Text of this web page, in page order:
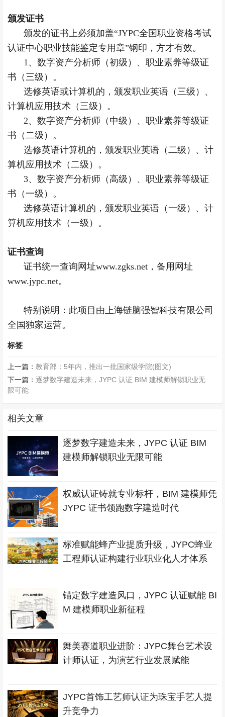
颁发证书
颁发的证书上必须加盖“JYPC全国职业资格考试
认证中心职业技能鉴定专用章”钢印，方才有效。
1、数字资产分析师（初级）、职业素养等级证
书（三级）。
选修英语或计算机的，颁发职业英语（三级）、
计算机应用技术（三级）。
2、数字资产分析师（中级）、职业素养等级证
书（二级）。
选修英语计算机的，颁发职业英语（二级）、计
算机应用技术（二级）。
3、数字资产分析师（高级）、职业素养等级证
书（一级）。
选修英语计算机的，颁发职业英语（一级）、计
算机应用技术（一级）。
证书查询
证书统一查询网址www.zgks.net，备用网址
www.jypc.net。
特别说明：此项目由上海链脑强智科技有限公司
全国独家运营。
标签
上一篇：教育部：5年内，推出一批国家级学院(图文)
下一篇：逐梦数字建造未来，JYPC 认证 BIM 建模师解锁职业无
限可能
相关文章
逐梦数字建造未来，JYPC 认证 BIM
建模师解锁职业无限可能
权威认证铸就专业标杆，BIM 建模师凭
JYPC 证书领跑数字建造时代
标准赋能蜂产业提质升级，JYPC蜂业
工程师认证构建行业职业化人才体系
锚定数字建造风口，JYPC 认证赋能 BI
M 建模师职业新征程
舞美赛道职业进阶：JYPC舞台艺术设
计师认证，为演艺行业发展赋能
JYPC首饰工艺师认证为珠宝手艺人提
升竞争力